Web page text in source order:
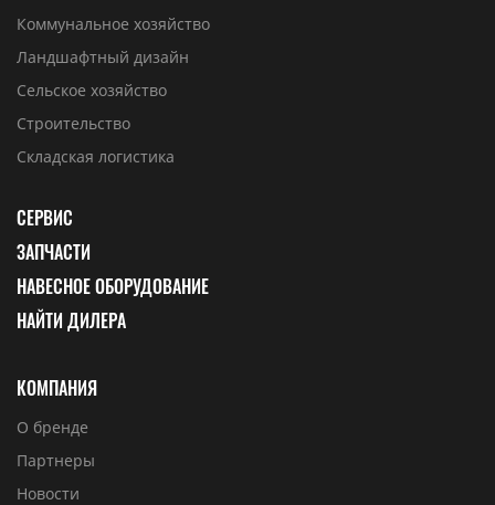
Коммунальное хозяйство
Ландшафтный дизайн
Сельское хозяйство
Строительство
Складская логистика
СЕРВИС
ЗАПЧАСТИ
НАВЕСНОЕ ОБОРУДОВАНИЕ
НАЙТИ ДИЛЕРА
КОМПАНИЯ
О бренде
Партнеры
Новости